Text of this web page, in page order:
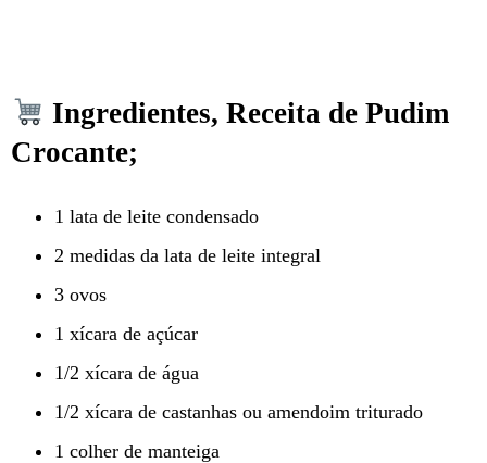
Ingredientes, Receita de Pudim
Crocante;
1 lata de leite condensado
2 medidas da lata de leite integral
3 ovos
1 xícara de açúcar
1/2 xícara de água
1/2 xícara de castanhas ou amendoim triturado
1 colher de manteiga